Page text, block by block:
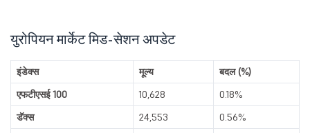
युरोपियन मार्केट मिड-सेशन अपडेट
इंडेक्स मूल्य
बदल (%)
एफटीएसई 100
10,628
0.18%
डॅक्स
24,553
0.56%